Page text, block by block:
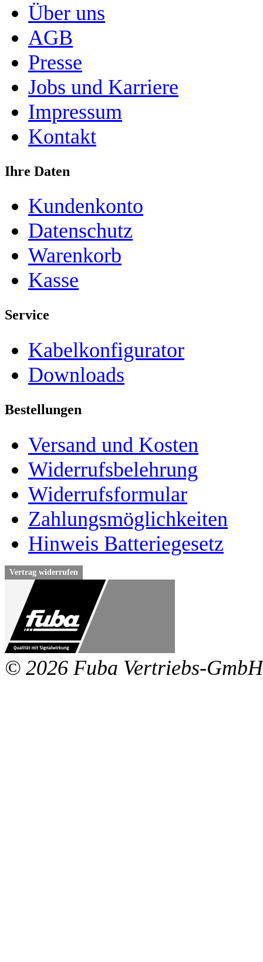
Über uns
AGB
Presse
Jobs und Karriere
Impressum
Kontakt
Ihre Daten
Kundenkonto
Datenschutz
Warenkorb
Kasse
Service
Kabelkonfigurator
Downloads
Bestellungen
Versand und Kosten
Widerrufsbelehrung
Widerrufsformular
Zahlungsmöglichkeiten
Hinweis Batteriegesetz
Vertrag widerrufen
© 2026 Fuba Vertriebs-GmbH